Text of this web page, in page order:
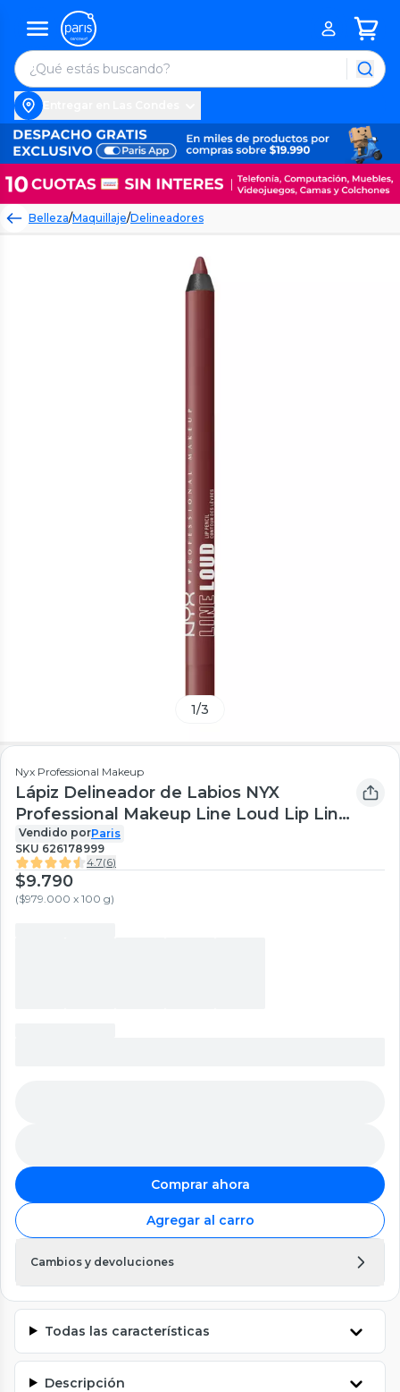
Belleza/Maquillaje/Delineadores
1/3
Nyx Professional Makeup
Lápiz Delineador de Labios NYX
Professional Makeup Line Loud Lip Liner
Sassy 1.2 g
Vendido porParis
SKU 626178999
4.7(6)
$9.790
($979.000 x 100 g)
Comprar ahora
Agregar al carro
Cambios y devoluciones
Todas las características
Descripción